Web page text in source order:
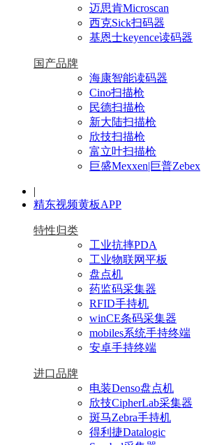
迈思肯Microscan
西克Sick扫码器
基恩士keyence读码器
国产品牌
海康智能读码器
Cino扫描枪
民德扫描枪
新大陆扫描枪
欣技扫描枪
富立叶扫描枪
巨盛Mexxen|巨普Zebex
|
精东视频黄板APP
特性归类
工业抗摔PDA
工业物联网平板
盘点机
药监码采集器
RFID手持机
winCE条码采集器
mobiles系统手持终端
安卓手持终端
进口品牌
电装Denso盘点机
欣技CipherLab采集器
斑马Zebra手持机
得利捷Datalogic